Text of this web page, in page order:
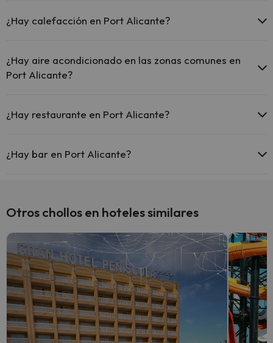
Piscina al aire libre (toda la temporada)
¿Hay calefacción en Port Alicante?
¿Hay aire acondicionado en las zonas comunes en
Port Alicante?
¿Hay restaurante en Port Alicante?
¿Hay bar en Port Alicante?
Otros chollos en hoteles similares